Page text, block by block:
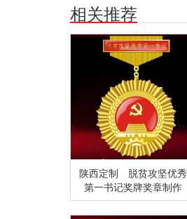
相关推荐
陕西定制 脱贫攻坚优秀
第一书记奖牌奖章制作